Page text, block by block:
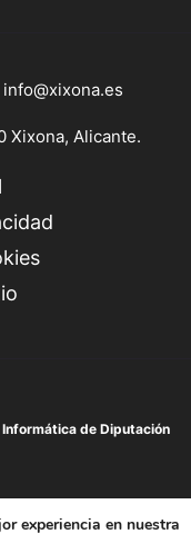
info@xixona.es
Xixona, Alicante.
de Diputación
experiencia en nuestra